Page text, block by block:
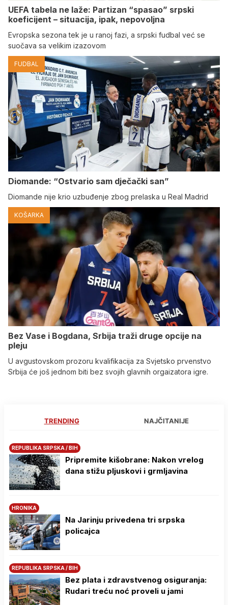
UEFA tabela ne laže: Partizan “spasao” srpski
koeficijent – situacija, ipak, nepovoljna
Evropska sezona tek je u ranoj fazi, a srpski fudbal već se
suočava sa velikim izazovom
FUDBAL
Diomande: “Ostvario sam dječački san”
Diomande nije krio uzbuđenje zbog prelaska u Real Madrid
KOŠARKA
Bez Vase i Bogdana, Srbija traži druge opcije na
pleju
U avgustovskom prozoru kvalifikacija za Svjetsko prvenstvo
Srbija će još jednom biti bez svojih glavnih orgaizatora igre.
TRENDING NAJČITANIJE
REPUBLIKA SRPSKA / BIH
Pripremite kišobrane: Nakon vrelog
dana stižu pljuskovi i grmljavina
HRONIKA
Na Јarinju privedena tri srpska
policajca
REPUBLIKA SRPSKA / BIH
Bez plata i zdravstvenog osiguranja:
Rudari treću noć proveli u jami